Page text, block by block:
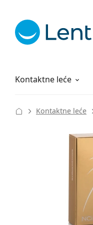
Kontaktne leće
Otopine za leće
Sve o kupovini
Kontaktne leće